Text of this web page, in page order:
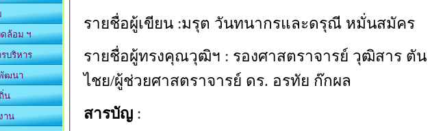
ล้อม ฯ
บริหาร
ฒนา
น
าน
รายชื่อผู้เขียน :มรุต วันทนากรและดรุณี หมั่นสมัคร
รายชื่อผู้ทรงคุณวุฒิฯ : รองศาสตราจารย์ วุฒิสาร ตัน
ไชย/ผู้ช่วยศาสตราจารย์ ดร. อรทัย ก๊กผล
สารบัญ :